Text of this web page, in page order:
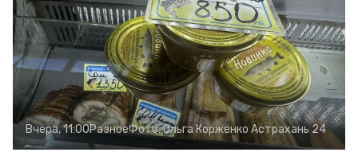
Вчера, 11:00РазноеФото:Ольга Корженко Астрахань 24